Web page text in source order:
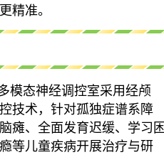
精准。
模态神经调控室采用经颅
技术，针对孤独症谱系障
瘫、全面发育迟缓、学习
等儿童疾病开展治疗与研